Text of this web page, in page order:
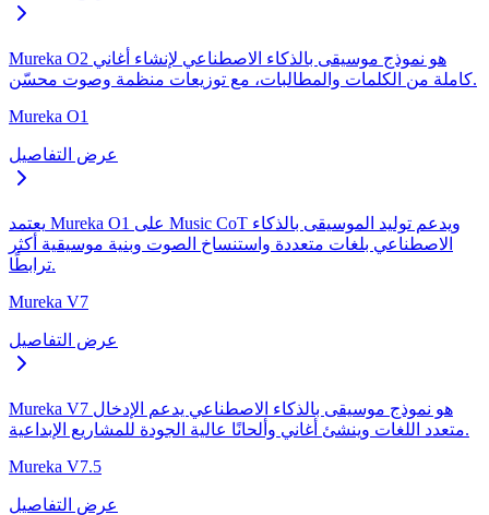
Mureka O2 هو نموذج موسيقى بالذكاء الاصطناعي لإنشاء أغاني
كاملة من الكلمات والمطالبات، مع توزيعات منظمة وصوت محسّن.
Mureka O1
عرض التفاصيل
يعتمد Mureka O1 على Music CoT ويدعم توليد الموسيقى بالذكاء
الاصطناعي بلغات متعددة واستنساخ الصوت وبنية موسيقية أكثر
ترابطًا.
Mureka V7
عرض التفاصيل
Mureka V7 هو نموذج موسيقى بالذكاء الاصطناعي يدعم الإدخال
متعدد اللغات وينشئ أغاني وألحانًا عالية الجودة للمشاريع الإبداعية.
Mureka V7.5
عرض التفاصيل